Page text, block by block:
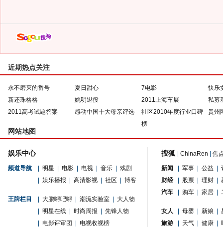
近期热点关注
永不磨灭的番号 夏日甜心 7电影
快乐
新还珠格格
姚明退役 2011上海车展
私募
2011高考试题答案
感动中国十大母亲评选
社区2010年度行业口碑
榜
贵州
网站地图
娱乐中心
频道导航 明星 电影 电视 音乐
戏剧
娱乐播报 高清影视 社区 博客
王牌栏目 大鹏嘚吧嘚 潮流实验室
大人物
明星在线 时尚周报
先锋人物
电影评审团 电视收视榜
搜狐 ChinaRen 焦
新闻 军事 公益
财经
股票 理财
汽车
购车 家居
女人 母婴 新娘
旅游
天气 健康